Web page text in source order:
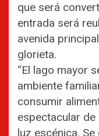
que será
entrada será
avenida
glorieta.
“El lago mayor
ambiente
consumir
espectacular
luz escénica.